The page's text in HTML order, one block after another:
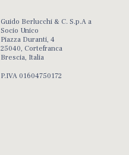
Guido Berlucchi & C. S.p.A a
Socio Unico
Piazza Duranti, 4
25040, Cortefranca
Brescia, Italia
P.IVA 01604750172